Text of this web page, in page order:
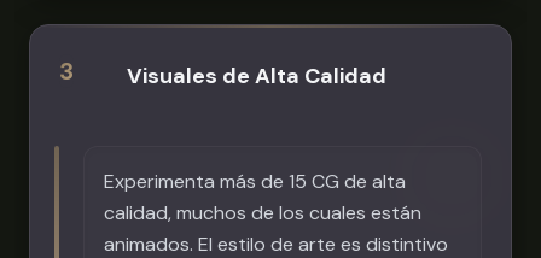
3 Visuales de Alta Calidad
Experimenta más de 15 CG de alta
calidad, muchos de los cuales están
animados. El estilo de arte es distintivo